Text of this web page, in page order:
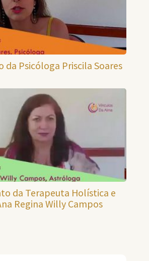
da Psicóloga Priscila Soares
da Terapeuta Holística e
Regina Willy Campos